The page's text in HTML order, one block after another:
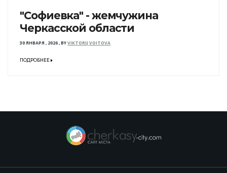
"Софиевка" - жемчужина
Черкасской области
30 ЯНВАРЯ , 2026,BYVIKTORIJ VOITOVA
ПОДРОБНЕЕ